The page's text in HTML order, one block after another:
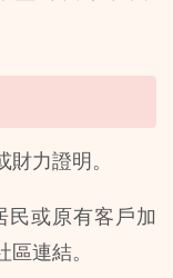
力證明。
民或原有客戶加
連結。